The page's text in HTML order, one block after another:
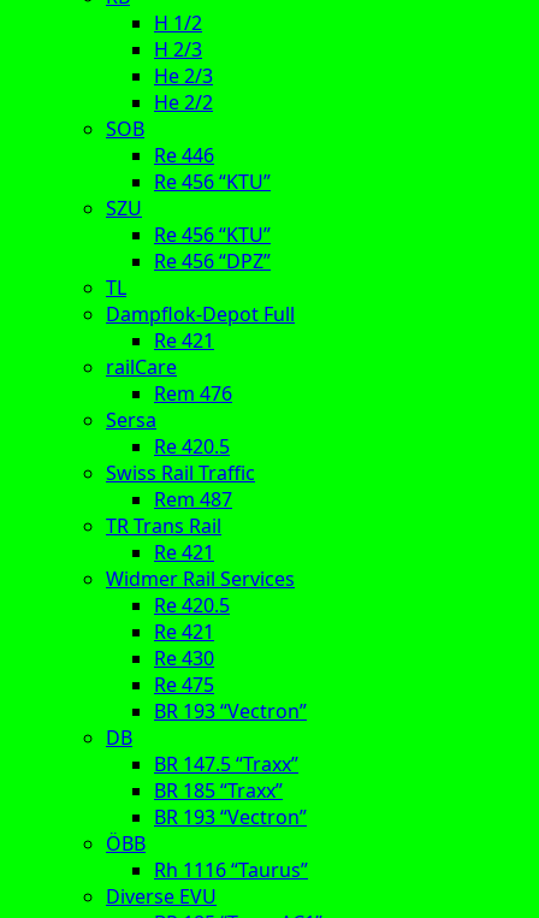
H 1/2
H 2/3
He 2/3
He 2/2
SOB
Re 446
Re 456 “KTU”
SZU
Re 456 “KTU”
Re 456 “DPZ”
TL
Dampflok-Depot Full
Re 421
railCare
Rem 476
Sersa
Re 420.5
Swiss Rail Traffic
Rem 487
TR Trans Rail
Re 421
Widmer Rail Services
Re 420.5
Re 421
Re 430
Re 475
BR 193 “Vectron”
DB
BR 147.5 “Traxx”
BR 185 “Traxx”
BR 193 “Vectron”
ÖBB
Rh 1116 “Taurus”
Diverse EVU